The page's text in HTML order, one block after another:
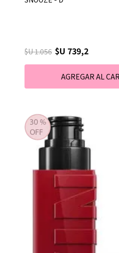
$U 1.056 $U 739,2